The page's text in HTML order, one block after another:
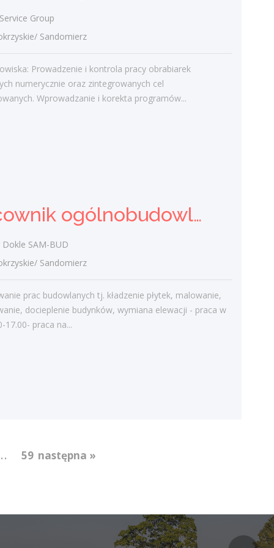
niepełnosprawnych w świętokrzyskim
czytelnik -Aktywizacja zawodowa osób
niepełnosprawnych w świętokrzyskim
Bieżące informacje
Group
Sandomierz
Prowadzenie i kontrola pracy obrabiarek
numerycznie oraz zintegrowanych cel
Wprowadzanie i korekta programów...
Pracownik ogólnobudowlany ( k/m)
Dokle SAM-BUD
Sandomierz
prac budowlanych tj. kładzenie płytek, malowanie,
docieplenie budynków, wymiana elewacji - praca w
17.00- praca na...
59 następna »